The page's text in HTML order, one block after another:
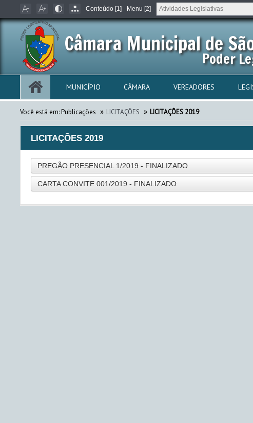
Conteúdo [1] Menu [2]
Câmara Municipal de
Poder
MUNICÍPIO CÂMARA VEREADORES
Você está em:Publicações » LICITAÇÕES » LICITAÇÕES 2019
LICITAÇÕES 2019
PREGÃO PRESENCIAL 1/2019 - FINALIZADO
CARTA CONVITE 001/2019 - FINALIZADO